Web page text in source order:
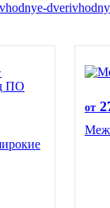
dveri
от